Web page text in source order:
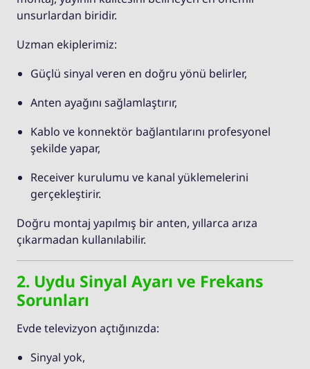
unsurlardan biridir.
Uzman ekiplerimiz:
Güçlü sinyal veren en doğru yönü belirler,
Anten ayağını sağlamlaştırır,
Kablo ve konnektör bağlantılarını profesyonel
şekilde yapar,
Receiver kurulumu ve kanal yüklemelerini
gerçekleştirir.
Doğru montaj yapılmış bir anten, yıllarca arıza
çıkarmadan kullanılabilir.
2. Uydu Sinyal Ayarı ve Frekans
Sorunları
Evde televizyon açtığınızda:
Sinyal yok,